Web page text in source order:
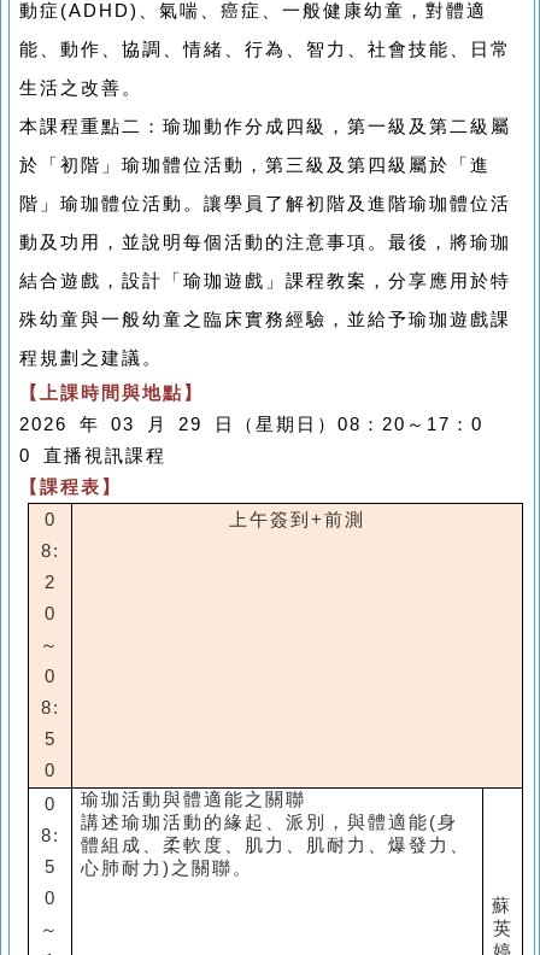
動症(ADHD)、氣喘、癌症、一般健康幼童，對體適
能、動作、協調、情緒、行為、智力、社會技能、日常
生活之改善。
本課程重點二：瑜珈動作分成四級，第一級及第二級屬
於「初階」瑜珈體位活動，第三級及第四級屬於「進
階」瑜珈體位活動。讓學員了解初階及進階瑜珈體位活
動及功用，並說明每個活動的注意事項。最後，將瑜珈
結合遊戲，設計「瑜珈遊戲」課程教案，分享應用於特
殊幼童與一般幼童之臨床實務經驗，並給予瑜珈遊戲課
程規劃之建議。
【上課時間與地點】
2026 年 03 月 29 日（星期日） 08 ： 20 ～ 17 ： 0
0 直播視訊課程
【課程表】
0
8:
2
0
～
0
8:
5
0
上午簽到 +前測
0
8:
5
0
～
瑜珈活動與體適能之關聯
講述瑜珈活動的緣起、派別，與體適能(身
體組成、柔軟度、肌力、肌耐力、爆發力、
心肺耐力)之關聯。
蘇
英